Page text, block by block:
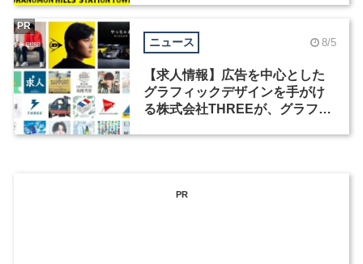
ニュース 8/5
【求人情報】広告を中心とした
グラフィックデザインを手がけ
る株式会社THREEが、グラフィ
PR
PR